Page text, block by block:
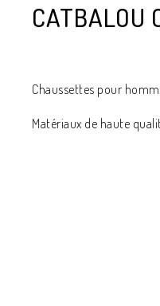
CATBALOU
Chaussettes pour
Matériaux de haute